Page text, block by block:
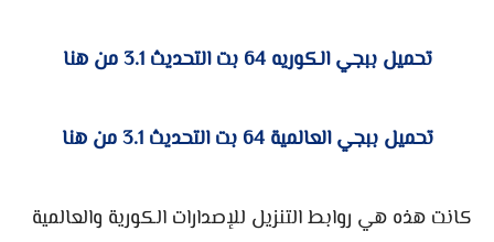
تحميل ببجي الكوريه 64 بت التحديث 3.1 من هنا
تحميل ببجي العالمية 64 بت التحديث 3.1 من هنا
كانت هذه هي روابط التنزيل للإصدارات الكورية والعالمية